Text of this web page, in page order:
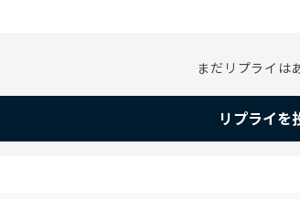
まだリプライは
リプライを